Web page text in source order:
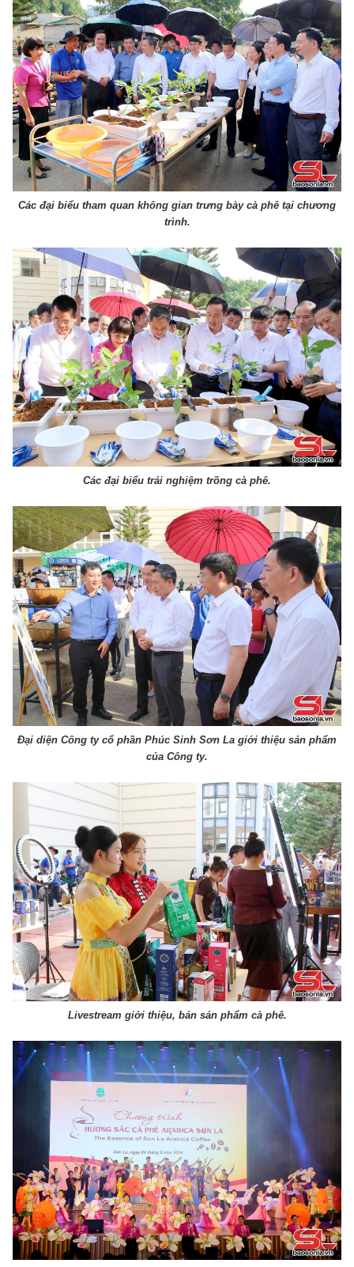
Các đại biểu tham quan không gian trưng bày cà phê tại chương
trình.
Các đại biểu trải nghiệm trồng cà phê.
Đại diện Công ty cổ phần Phúc Sinh Sơn La giới thiệu sản phẩm
của Công ty.
Livestream giới thiệu, bán sản phẩm cà phê.